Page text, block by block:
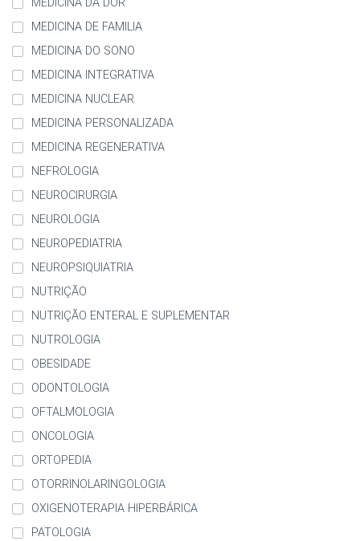
MEDICINA DA DOR
MEDICINA DE FAMILIA
MEDICINA DO SONO
MEDICINA INTEGRATIVA
MEDICINA NUCLEAR
MEDICINA PERSONALIZADA
MEDICINA REGENERATIVA
NEFROLOGIA
NEUROCIRURGIA
NEUROLOGIA
NEUROPEDIATRIA
NEUROPSIQUIATRIA
NUTRIÇÃO
NUTRIÇÃO ENTERAL E SUPLEMENTAR
NUTROLOGIA
OBESIDADE
ODONTOLOGIA
OFTALMOLOGIA
ONCOLOGIA
ORTOPEDIA
OTORRINOLARINGOLOGIA
OXIGENOTERAPIA HIPERBÁRICA
PATOLOGIA